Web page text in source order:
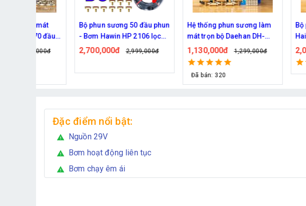
Bộ phun sương 50 đầu phun
- Bơm Hawin HP 2106 lọc
rác 50M dây
2,700,000đ 2,999,000đ
Hệ thống phun sương làm
mát trọn bộ Daehan DH-
6017 20 béc
1,130,000đ 1,299,000đ
Đã bán: 320
Bộ phun
Haita HP-
dây )
2,000,000đ
Đặc điểm nổi bật:
warning Nguồn 29V
warning Bơm hoạt động liên tục
warning Bơm chạy êm ái